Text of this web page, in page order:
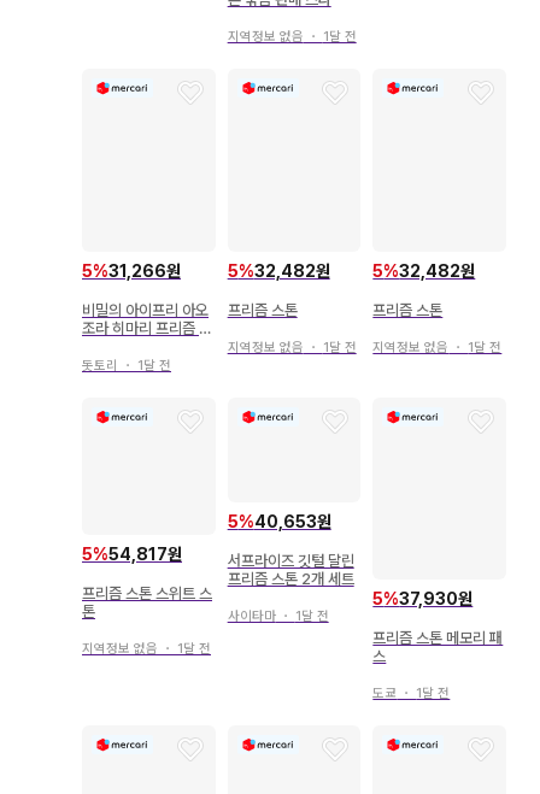
지역정보 없음 ・ 1달 전
5%31,266원
비밀의 아이프리 아오
조라 히마리 프리즘 스
돗토리 ・ 1달 전
5%32,482원
프리즘 스톤
지역정보 없음 ・ 1달 전
5%32,482원
프리즘 스톤
지역정보 없음 ・ 1달 전
5%54,817원
프리즘 스톤 스위트 스
톤
지역정보 없음 ・ 1달 전
5%40,653원
서프라이즈 깃털 달린
프리즘 스톤 2개 세트
사이타마・ 1달 전
5%37,930원
프리즘 스톤 메모리 패
스
도쿄 ・ 1달 전